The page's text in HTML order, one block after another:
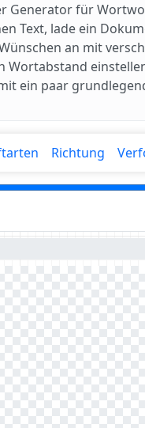
Generator für
Text, lade ein
an mit
Wortabstand
ein paar
Richtung